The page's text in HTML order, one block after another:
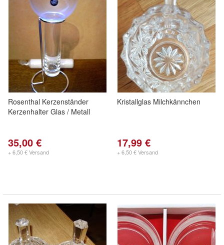
Rosenthal Kerzenständer
Kerzenhalter Glas / Metall
35,00 €
+ 6,50 € Versand
Kristallglas Milchkännchen
17,99 €
+ 6,50 € Versand